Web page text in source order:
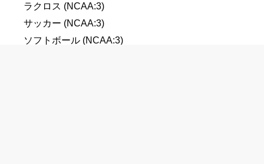
ラクロス (NCAA:3)
サッカー (NCAA:3)
ソフトボール (NCAA:3)